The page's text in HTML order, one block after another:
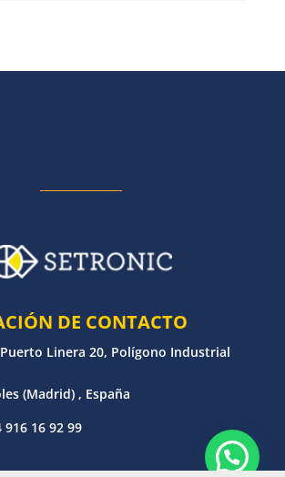
DE CONTACTO
Linera 20, Polígono Industrial
(Madrid) , España
916 16 92 99